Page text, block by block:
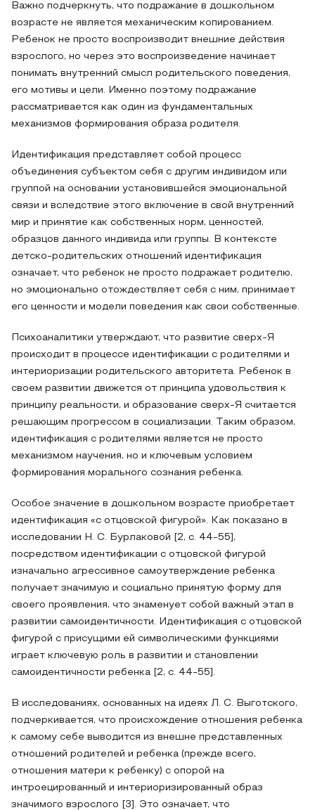
Важно подчеркнуть, что подражание в дошкольном
возрасте не является механическим копированием.
Ребенок не просто воспроизводит внешние действия
взрослого, но через это воспроизведение начинает
понимать внутренний смысл родительского поведения,
его мотивы и цели. Именно поэтому подражание
рассматривается как один из фундаментальных
механизмов формирования образа родителя.
Идентификация представляет собой процесс
объединения субъектом себя с другим индивидом или
группой на основании установившейся эмоциональной
связи и вследствие этого включение в свой внутренний
мир и принятие как собственных норм, ценностей,
образцов данного индивида или группы. В контексте
детско-родительских отношений идентификация
означает, что ребенок не просто подражает родителю,
но эмоционально отождествляет себя с ним, принимает
его ценности и модели поведения как свои собственные.
Психоаналитики утверждают, что развитие сверх-Я
происходит в процессе идентификации с родителями и
интериоризации родительского авторитета. Ребенок в
своем развитии движется от принципа удовольствия к
принципу реальности, и образование сверх-Я считается
решающим прогрессом в социализации. Таким образом,
идентификация с родителями является не просто
механизмом научения, но и ключевым условием
формирования морального сознания ребенка.
Особое значение в дошкольном возрасте приобретает
идентификация «с отцовской фигурой». Как показано в
исследовании Н. С. Бурлаковой [2, с. 44-55],
посредством идентификации с отцовской фигурой
изначально агрессивное самоутверждение ребенка
получает значимую и социально принятую форму для
своего проявления, что знаменует собой важный этап в
развитии самоидентичности. Идентификация с отцовской
фигурой с присущими ей символическими функциями
играет ключевую роль в развитии и становлении
самоидентичности ребенка [2, с. 44-55].
В исследованиях, основанных на идеях Л. С. Выготского,
подчеркивается, что происхождение отношения ребенка
к самому себе выводится из внешне представленных
отношений родителей и ребенка (прежде всего,
отношения матери к ребенку) с опорой на
интроецированный и интериоризированный образ
значимого взрослого [3]. Это означает, что